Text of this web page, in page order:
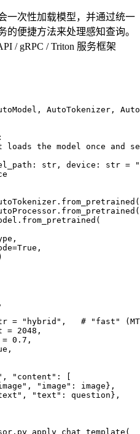
一次性加载模型，并通过统一
的便捷方法来处理感知查询。
/ gRPC / Triton 服务框架
AutoTokenizer,
loads the model once and
str, device: str =
= "hybrid",   # "fast"
= 2048,
0.7,
"content": [
"image": image},
"text": question},